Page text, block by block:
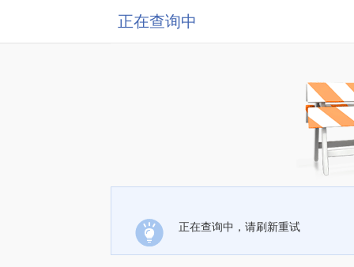
正在查询中
正在查询中，请刷新重试